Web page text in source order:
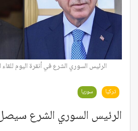
الرئيس السوري الشرع في أنقرة اليوم
تركيا سوريا
الرئيس السوري الشرع سيصل